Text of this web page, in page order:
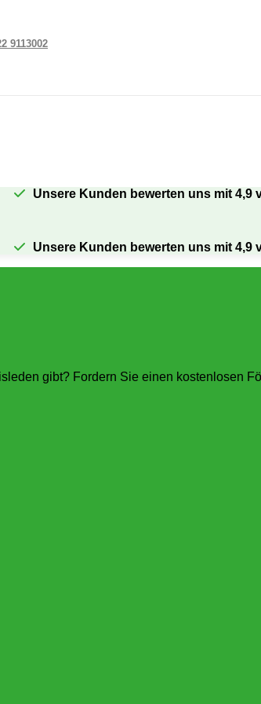
9113002
Unsere Kunden bewerten uns mit 4,9
Unsere Kunden bewerten uns mit 4,9
gibt? Fordern Sie einen kostenlosen